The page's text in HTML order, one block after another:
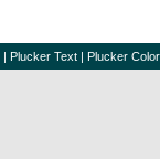
| Plucker Text | Plucker Color